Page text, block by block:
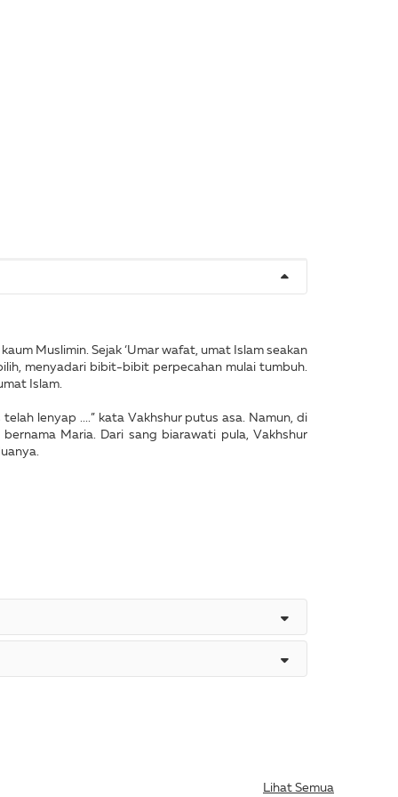
Muslimin. Sejak ‘Umar wafat, umat Islam seakan
menyadari bibit-bibit perpecahan mulai tumbuh.
Islam.
lenyap ....” kata Vakhshur putus asa. Namun, di
Maria. Dari sang biarawati pula, Vakhshur
Lihat Semua